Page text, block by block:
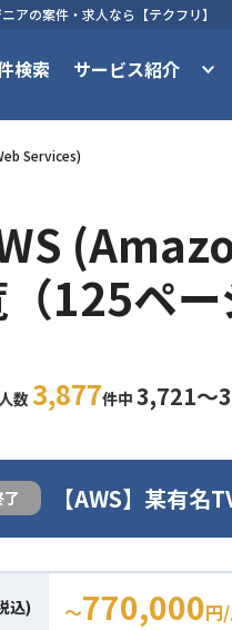
アの案件・求人なら【テクフリ】
検索 サービス紹介
Services)
125ペー
数 3,877件中 3,721〜
【AWS】某有名
込) 〜770,000円